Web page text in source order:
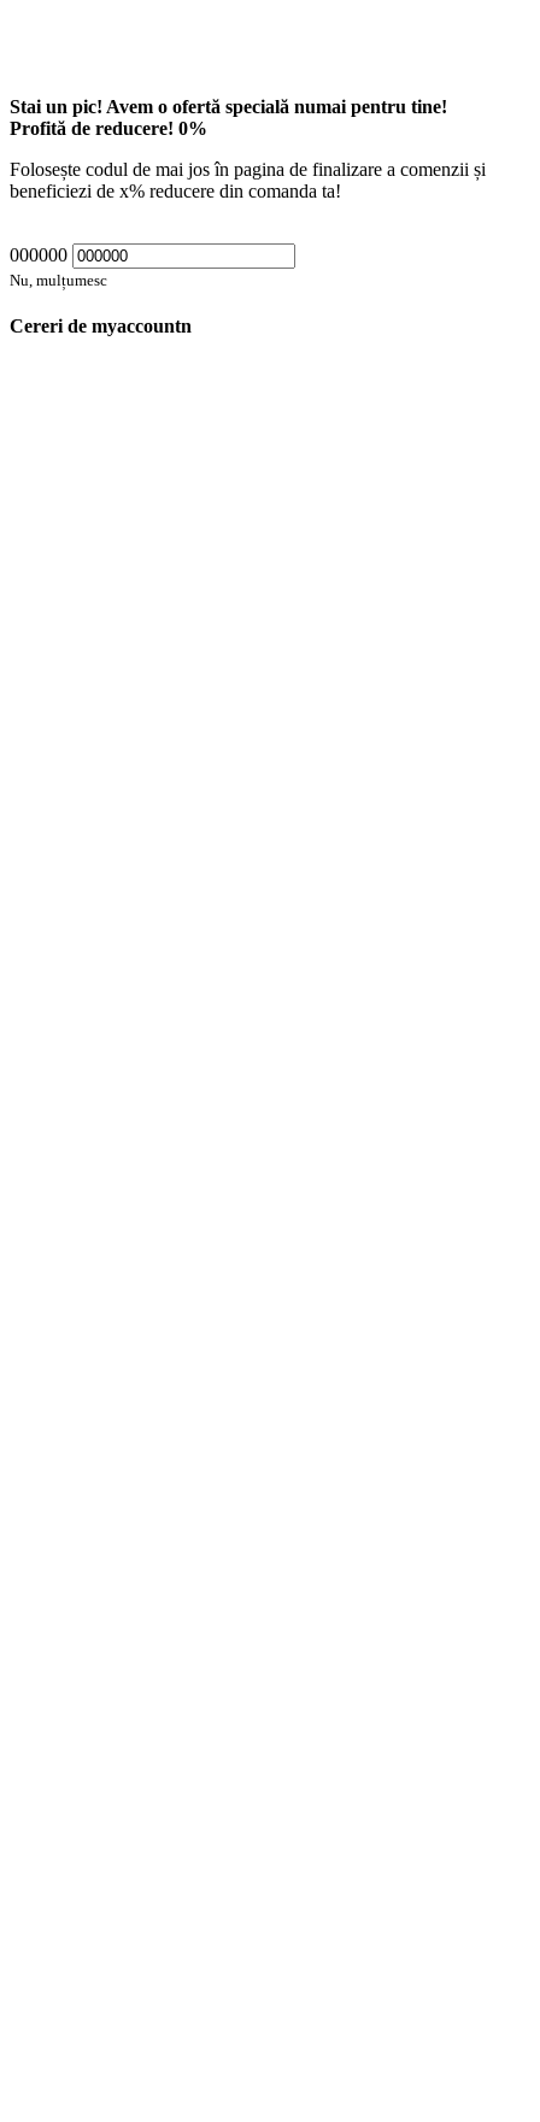
Stai un pic! Avem o ofertă specială numai pentru tine!
Profită de reducere! 0%
Folosește codul de mai jos în pagina de finalizare a comenzii și
beneficiezi de x% reducere din comanda ta!
000000
Nu, mulțumesc
Cereri de myaccountn